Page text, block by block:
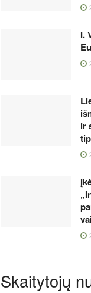
I.
ir
Skaitytojų